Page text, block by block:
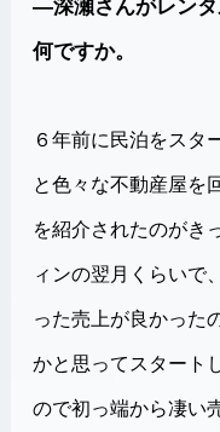
―深瀬さんがレンタ
何ですか。
６年前に民泊をスタ
と色々な不動産屋を
を紹介されたのがき
ィンの翌月くらいで
った売上が良かった
かと思ってスタート
ので初っ端から凄い